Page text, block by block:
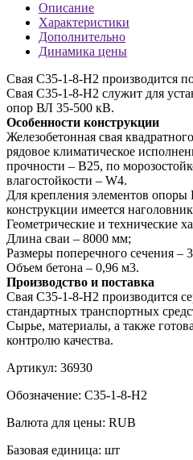
Описание
Характеристики
Дополнительно
Динамика цены
Свая С35-1-8-Н2 производится
Свая С35-1-8-Н2 служит для
опор ВЛ 35-500 кВ.
Особенности конструкции
Железобетонная свая
рядовое климатическое
прочности – В25, по
влагостойкости – W4.
Для крепления элементов опоры
конструкции имеется
Геометрические и технические
Длина сваи – 8000 мм;
Размеры поперечного сечения –
Объем бетона – 0,96 м3.
Производство и поставка
Свая С35-1-8-Н2 производится
стандартных транспортных
Сырье, материалы, а также
контролю качества.
Артикул: 36930
Обозначение: С35-1-8-Н2
Валюта для цены: RUB
Базовая единица: шт